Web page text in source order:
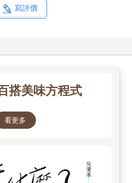
寫評價
搭美味方程式
看更多